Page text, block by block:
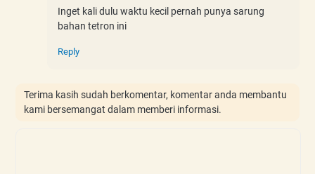
Inget kali dulu waktu kecil pernah punya sarung
bahan tetron ini
Reply
Terima kasih sudah berkomentar, komentar anda membantu
kami bersemangat dalam memberi informasi.